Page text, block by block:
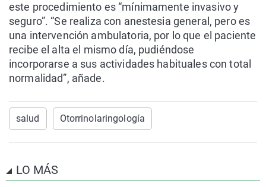
este procedimiento es “mínimamente invasivo y
seguro”. “Se realiza con anestesia general, pero es
una intervención ambulatoria, por lo que el paciente
recibe el alta el mismo día, pudiéndose
incorporarse a sus actividades habituales con total
normalidad”, añade.
salud Otorrinolaringología
LO MÁS